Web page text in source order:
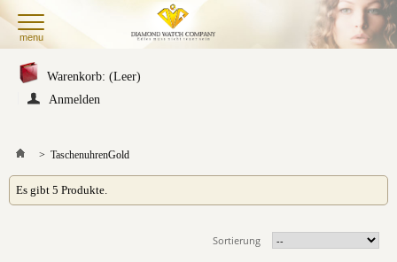
menu
Warenkorb: (Leer)
Anmelden
> TaschenuhrenGold
Es gibt 5 Produkte.
Sortierung